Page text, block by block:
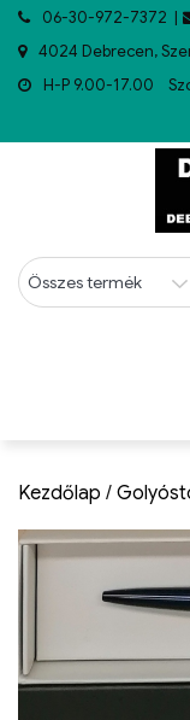
06-30-972-7372
4024 Debrecen,
H-P 9.00-17.00
Kezdőlap /